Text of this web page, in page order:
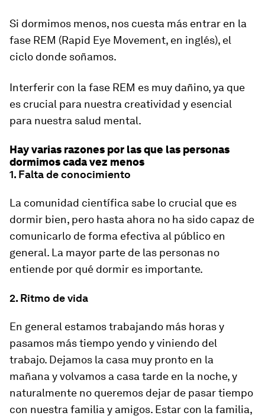
Si dormimos menos, nos cuesta más entrar en la
fase REM (Rapid Eye Movement, en inglés), el
ciclo donde soñamos.
Interferir con la fase REM es muy dañino, ya que
es crucial para nuestra creatividad y esencial
para nuestra salud mental.
Hay varias razones por las que las personas
dormimos cada vez menos
1. Falta de conocimiento
La comunidad científica sabe lo crucial que es
dormir bien, pero hasta ahora no ha sido capaz de
comunicarlo de forma efectiva al público en
general. La mayor parte de las personas no
entiende por qué dormir es importante.
2. Ritmo de vida
En general estamos trabajando más horas y
pasamos más tiempo yendo y viniendo del
trabajo. Dejamos la casa muy pronto en la
mañana y volvamos a casa tarde en la noche, y
naturalmente no queremos dejar de pasar tiempo
con nuestra familia y amigos. Estar con la familia,